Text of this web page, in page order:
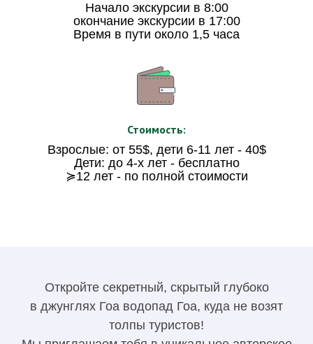
Начало экскурсии в 8:00
окончание экскурсии в 17:00
Время в пути около 1,5 часа
Взрослые: от 55$, дети 6-11 лет - 40$
Дети: до 4-х лет - бесплатно
≽12 лет - по полной стоимости
Стоимость:
Откройте секретный, скрытый глубоко
в джунглях Гоа водопад Гоа, куда не возят
толпы туристов!